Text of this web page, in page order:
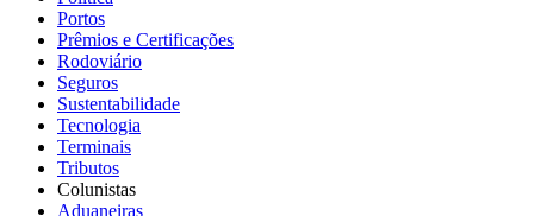
Portos
Prêmios e Certificações
Rodoviário
Seguros
Sustentabilidade
Tecnologia
Terminais
Tributos
Colunistas
Aduaneiras